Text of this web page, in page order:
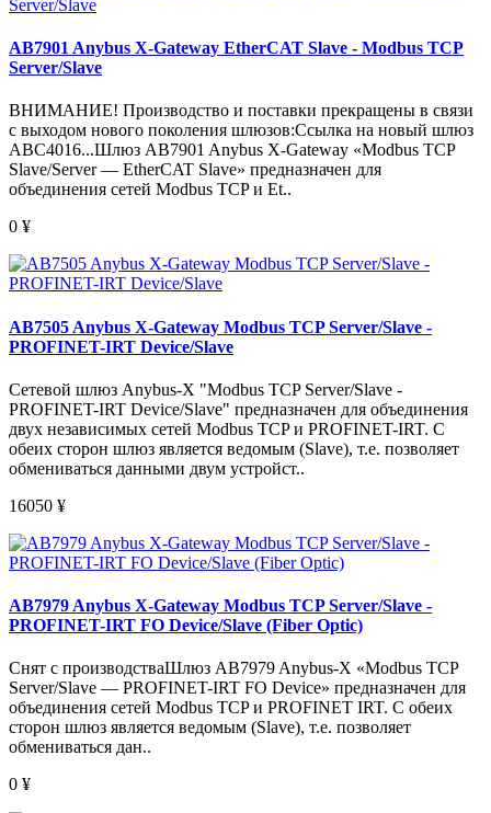
AB7901 Anybus X-Gateway EtherCAT Slave - Modbus TCP
Server/Slave
ВНИМАНИЕ! Производство и поставки прекращены в связи
с выходом нового поколения шлюзов:Ссылка на новый шлюз
ABC4016...Шлюз AB7901 Anybus X-Gateway «Modbus TCP
Slave/Server — EtherCAT Slave» предназначен для
объединения сетей Modbus TCP и Et..
0 ¥
AB7505 Anybus X-Gateway Modbus TCP Server/Slave -
PROFINET-IRT Device/Slave
Сетевой шлюз Anybus-X "Modbus TCP Server/Slave -
PROFINET-IRT Device/Slave" предназначен для объединения
двух независимых сетей Modbus TCP и PROFINET-IRT. С
обеих сторон шлюз является ведомым (Slave), т.е. позволяет
обмениваться данными двум устройст..
16050 ¥
AB7979 Anybus X-Gateway Modbus TCP Server/Slave -
PROFINET-IRT FO Device/Slave (Fiber Optic)
Снят с производстваШлюз AB7979 Anybus-X «Modbus TCP
Server/Slave — PROFINET-IRT FO Device» предназначен для
объединения сетей Modbus TCP и PROFINET IRT. С обеих
сторон шлюз является ведомым (Slave), т.е. позволяет
обмениваться дан..
0 ¥